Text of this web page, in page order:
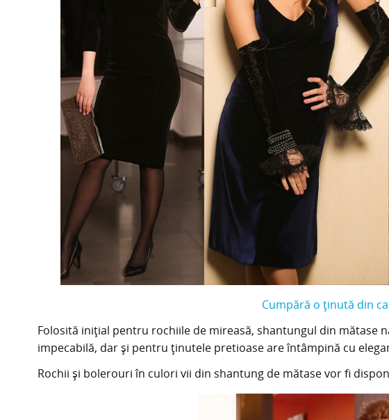
Cumpără o ținută din
Folosită inițial pentru rochiile de mireasă, shantungul din mătase
impecabilă, dar și pentru ținutele pretioase are întâmpină cu
Rochii și bolerouri în culori vii din shantung de mătase vor fi